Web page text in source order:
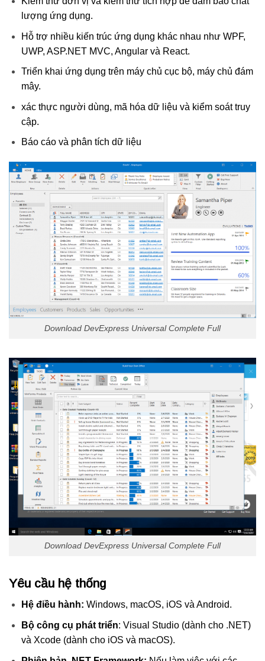
lượng ứng dụng.
Hỗ trợ nhiều kiến trúc ứng dụng khác nhau như WPF,
UWP, ASP.NET MVC, Angular và React.
Triển khai ứng dụng trên máy chủ cục bộ, máy chủ đám
mây.
xác thực người dùng, mã hóa dữ liệu và kiểm soát truy
cập.
Báo cáo và phân tích dữ liệu
Download DevExpress Universal Complete Full
Download DevExpress Universal Complete Full
Yêu cầu hệ thống
Hệ điều hành: Windows, macOS, iOS và Android.
Bộ công cụ phát triển: Visual Studio (dành cho .NET)
và Xcode (dành cho iOS và macOS).